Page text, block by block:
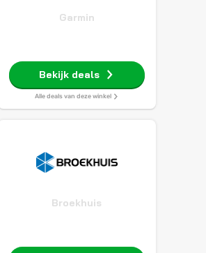
Garmin
Bekijk deals
Alle deals van deze winkel
Broekhuis